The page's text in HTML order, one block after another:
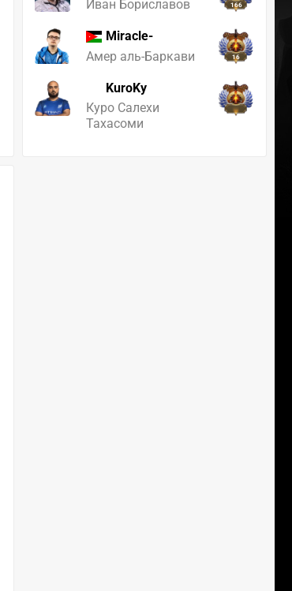
Иван Бориславов
166
Miracle-
Амер аль-Баркави
16
KuroKy
Куро Салехи
Тахасоми